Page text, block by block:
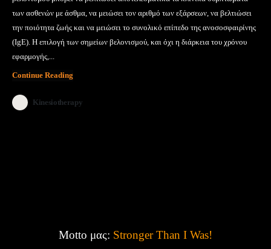
των ασθενών με άσθμα, να μειώσει τον αριθμό των εξάρσεων, να βελτιώσει
την ποιότητα ζωής και να μειώσει το συνολικό επίπεδο της ανοσοσφαιρίνης
(IgE). Η επιλογή των σημείων βελονισμού, και όχι η διάρκεια του χρόνου
εφαρμογής,...
Continue Reading
Kinesiotherapy
Motto μας: Stronger Than I Was!